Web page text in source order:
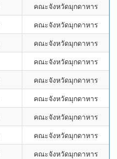
คณะจังหวัดมุกดาหาร
คณะจังหวัดมุกดาหาร
คณะจังหวัดมุกดาหาร
คณะจังหวัดมุกดาหาร
คณะจังหวัดมุกดาหาร
คณะจังหวัดมุกดาหาร
คณะจังหวัดมุกดาหาร
คณะจังหวัดมุกดาหาร
คณะจังหวัดมุกดาหาร